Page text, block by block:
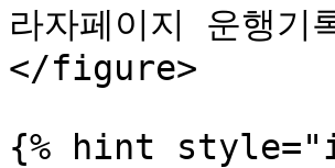
라자페이지 운행
</figure>
{% hint